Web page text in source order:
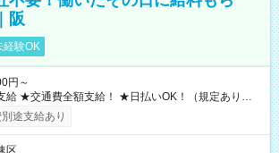
阪
経験OK
円～
規定あり） ┗
日に現金GET♪ お仕事後はコンビニATMから 日払
途支給あり
区